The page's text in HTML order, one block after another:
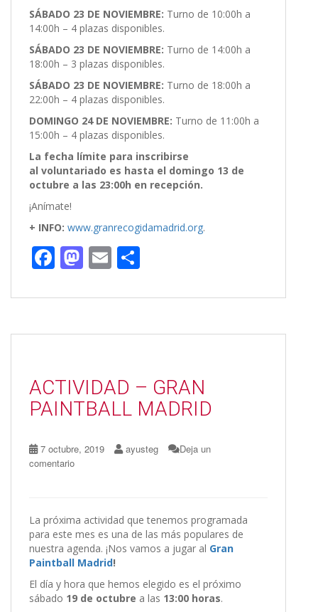
SÁBADO 23 DE NOVIEMBRE: Turno de 10:00h a
14:00h – 4 plazas disponibles.
SÁBADO 23 DE NOVIEMBRE: Turno de 14:00h a
18:00h – 3 plazas disponibles.
SÁBADO 23 DE NOVIEMBRE: Turno de 18:00h a
22:00h – 4 plazas disponibles.
DOMINGO 24 DE NOVIEMBRE: Turno de 11:00h a
15:00h – 4 plazas disponibles.
La fecha límite para inscribirse
al voluntariado es hasta el domingo 13 de
octubre a las 23:00h en recepción.
¡Anímate!
+ INFO: www.granrecogidamadrid.org.
F
e
b
k
M
to
d
E
ai
l
m
p
r
ACTIVIDAD – GRAN
PAINTBALL MADRID
7 octubre, 2019 ayusteg
Deja un
comentario
La próxima actividad que tenemos programada
para este mes es una de las más populares de
nuestra agenda. ¡Nos vamos a jugar al Gran
Paintball Madrid!
El día y hora que hemos elegido es el próximo
sábado 19 de octubre a las 13:00 horas.